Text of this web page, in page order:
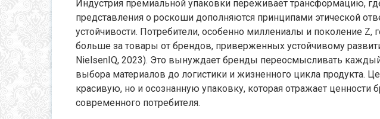
Индустрия премиальной упаковки переживает трансформацию,
представления о роскоши дополняются принципами этической
устойчивости. Потребители, особенно миллениалы и поколение Z,
больше за товары от брендов, приверженных устойчивому
NielsenIQ, 2023). Это вынуждает бренды переосмысливать
выбора материалов до логистики и жизненного цикла продукта.
красивую, но и осознанную упаковку, которая отражает ценности
современного потребителя.